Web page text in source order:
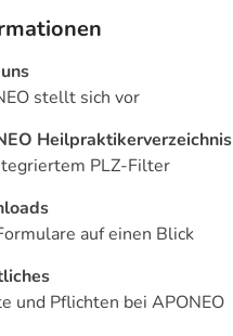
stellt sich vor
Heilpraktikerverzeichnis
PLZ-Filter
auf einen Blick
und Pflichten bei APONEO